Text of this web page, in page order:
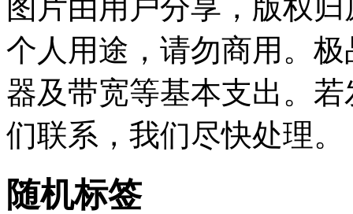
图片由用户分享，版权
个人用途，请勿商用。
器及带宽等基本支出。
们联系，我们尽快处理。
随机标签